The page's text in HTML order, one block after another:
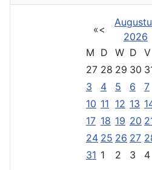
«<
2026
M D W D V
27 28 29 30
3
4 5 6 7
10 11 12 13
17 18 19 20
24 25 26 27
31 1 2 3 4